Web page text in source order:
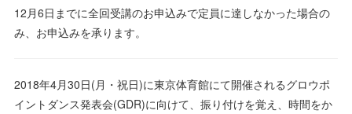
12月6日までに全回受講のお申込みで定員に達しなかった場合の
み、お申込みを承ります。
2018年4月30日(月・祝日)に東京体育館にて開催されるグロウポ
イントダンス発表会(GDR)に向けて、振り付けを覚え、時間をか